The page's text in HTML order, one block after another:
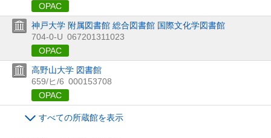
OPAC
神戸大学 附属図書館 総合図書館 国際文化学図書館
704-0-U 067201311023
OPAC
高野山大学 図書館
659/ヒ/6 000153708
OPAC
すべての所蔵館を表示